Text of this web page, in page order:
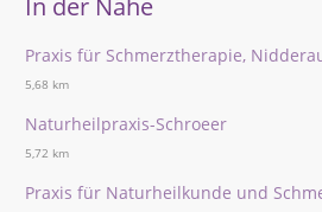
Praxis für Schmerztherapie,
5,68 km
Naturheilpraxis-Schroeer
5,72 km
Praxis für Naturheilkunde und